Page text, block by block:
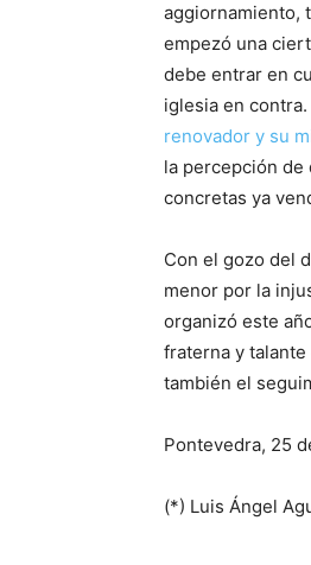
aggiornamiento,
empezó una
debe entrar en
iglesia en contra.
renovador y su
la percepción de
concretas ya
Con el gozo del
menor por la
organizó este
fraterna y
también el
Pontevedra, 25
(*) Luis Ángel